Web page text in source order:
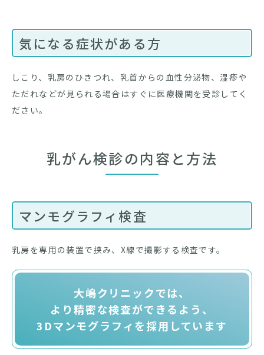
気になる症状がある方
しこり、乳房のひきつれ、乳首からの血性分泌物、湿疹や
ただれなどが見られる場合はすぐに医療機関を受診してく
ださい。
乳がん検診の内容と方法
マンモグラフィ検査
乳房を専用の装置で挟み、X線で撮影する検査です。
大嶋クリニックでは、
より精密な検査ができるよう、
3Dマンモグラフィを採用しています